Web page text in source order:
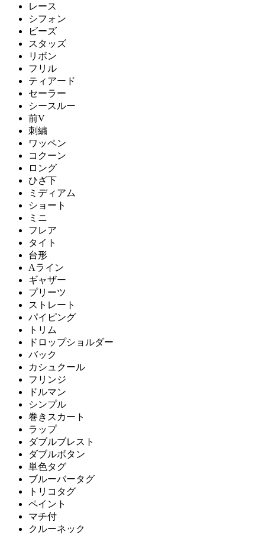
レース
シフォン
ビーズ
スタッズ
リボン
フリル
ティアード
セーラー
シースルー
前V
刺繍
ワッペン
コクーン
ロング
ひざ下
ミディアム
ショート
ミニ
フレア
タイト
台形
Aライン
ギャザー
プリーツ
ストレート
パイピング
トリム
ドロップショルダー
バック
カシュクール
フリンジ
ドルマン
シンプル
巻きスカート
ラップ
ダブルブレスト
ダブルボタン
単色タグ
ブルーバータグ
トリコタグ
ペイント
マチ付
クルーネック